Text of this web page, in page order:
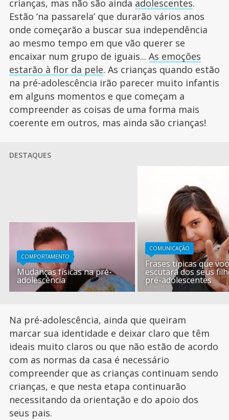
crianças, mas não são ainda adolescentes.
Estão ‘na passarela’ que durarão vários anos
onde começarão a buscar sua independência
ao mesmo tempo em que vão querer se
encaixar num grupo de iguais... As emoções
estarão à flor da pele. As crianças quando estão
na pré-adolescência irão parecer muito infantis
em alguns momentos e que começam a
compreender as coisas de uma forma mais
coerente em outros, mas ainda são crianças!
DESTAQUES
COMPORTAMENTO
Mudanças físicas na pré-
adolescência
COMUNICAÇÃO
Frases típicas que
escutará dos seus
pré-adolescentes
Na pré-adolescência, ainda que queiram
marcar sua identidade e deixar claro que têm
ideais muito claros ou que não estão de acordo
com as normas da casa é necessário
compreender que as crianças continuam sendo
crianças, e que nesta etapa continuarão
necessitando da orientação e do apoio dos
seus pais.